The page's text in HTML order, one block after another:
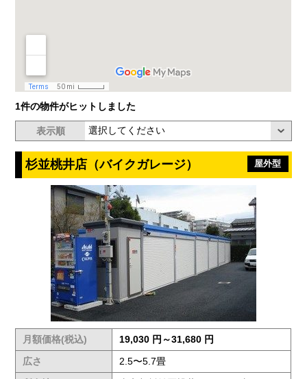
1件の物件がヒットしました
表示順
杉並桃井店（バイクガレージ） 屋外型
月額価格(税込)
19,030 円～31,680 円
広さ
2.5〜5.7畳